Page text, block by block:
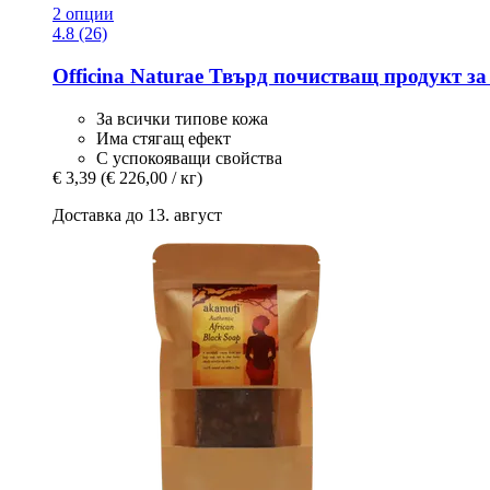
2 опции
4.8 (26)
Officina Naturae Твърд почистващ продукт
За всички типове кожа
Има стягащ ефект
С успокояващи свойства
€ 3,39 (€ 226,00 / кг)
Доставка до 13. август